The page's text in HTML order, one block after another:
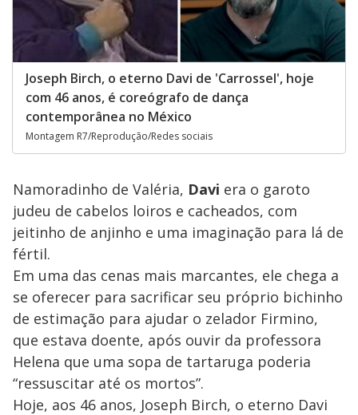
Joseph Birch, o eterno Davi de 'Carrossel', hoje
com 46 anos, é coreógrafo de dança
contemporânea no México
Montagem R7/Reprodução/Redes sociais
Namoradinho de Valéria, Davi era o garoto
judeu de cabelos loiros e cacheados, com
jeitinho de anjinho e uma imaginação para lá de
fértil.
Em uma das cenas mais marcantes, ele chega a
se oferecer para sacrificar seu próprio bichinho
de estimação para ajudar o zelador Firmino,
que estava doente, após ouvir da professora
Helena que uma sopa de tartaruga poderia
“ressuscitar até os mortos”.
Hoje, aos 46 anos, Joseph Birch, o eterno Davi